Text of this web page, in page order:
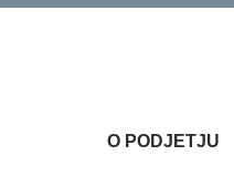
O PODJETJU